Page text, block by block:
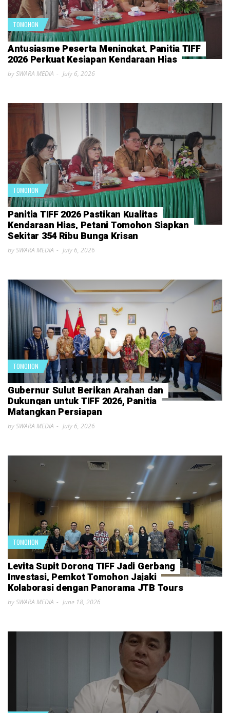
TOMOHON
Antusiasme Peserta Meningkat, Panitia TIFF
2026 Perkuat Kesiapan Kendaraan Hias
by SWARA MEDIA July 6, 2026
TOMOHON
Panitia TIFF 2026 Pastikan Kualitas
Kendaraan Hias, Petani Tomohon Siapkan
Sekitar 354 Ribu Bunga Krisan
by SWARA MEDIA July 6, 2026
TOMOHON
Gubernur Sulut Berikan Arahan dan
Dukungan untuk TIFF 2026, Panitia
Matangkan Persiapan
by SWARA MEDIA July 6, 2026
TOMOHON
Levita Supit Dorong TIFF Jadi Gerbang
Investasi, Pemkot Tomohon Jajaki
Kolaborasi dengan Panorama JTB Tours
by SWARA MEDIA June 18, 2026